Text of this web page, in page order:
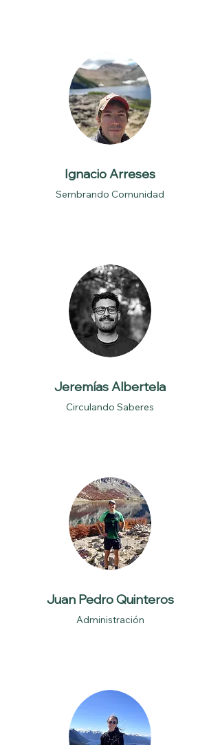
Ignacio Arreses
Sembrando Comunidad
Jeremías Albertela
Circulando Saberes
Juan Pedro Quinteros
Administración